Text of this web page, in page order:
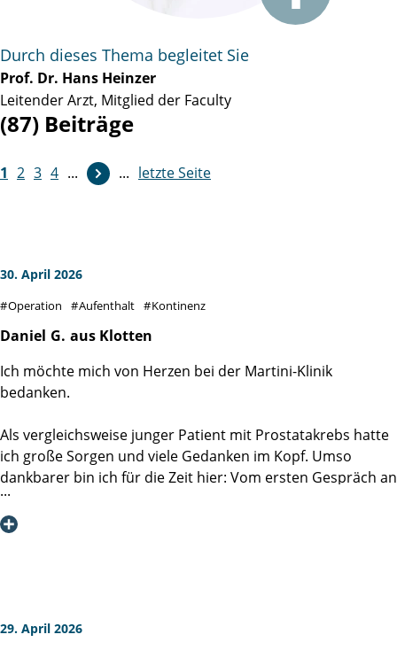
Durch dieses Thema begleitet Sie
Prof. Dr. Hans Heinzer
Leitender Arzt, Mitglied der Faculty
(87) Beiträge
1 2 3 4 ... ... letzte Seite
30. April 2026
Operation Aufenthalt Kontinenz
Daniel G. aus Klotten
Ich möchte mich von Herzen bei der Martini-Klinik
bedanken.
Als vergleichsweise junger Patient mit Prostatakrebs hatte
ich große Sorgen und viele Gedanken im Kopf. Umso
dankbarer bin ich für die Zeit hier: Vom ersten Gespräch an
wurde mir Mut gemacht und ich habe mich nie allein
gelassen gefühlt.
kompetent. Man merkt einfach, dass hier mit Herz und
29. April 2026